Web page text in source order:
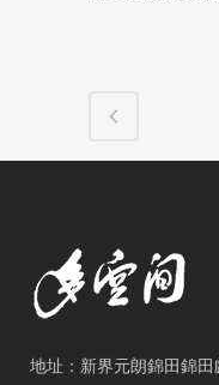
地址：新界元朗錦田錦